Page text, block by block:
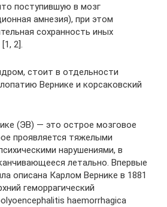
поступившую в мозг
амнезия), при этом
сохранность иных
2].
стоит в отдельности
Вернике и корсаковский
(ЭВ) — это острое мозговое
проявляется тяжелыми
нарушениями, в
летально. Впервые
описана Карлом Вернике в 1881
геморрагический
haemorrhagica